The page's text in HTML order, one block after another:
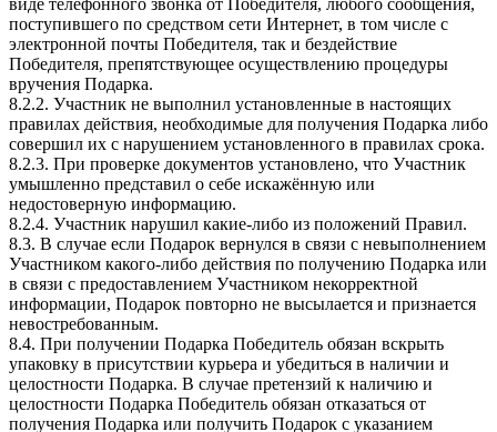
поступившего по средством сети Интернет, в том числе с
электронной почты Победителя, так и бездействие
Победителя, препятствующее осуществлению процедуры
вручения Подарка.
8.2.2. Участник не выполнил установленные в настоящих
правилах действия, необходимые для получения Подарка либо
совершил их с нарушением установленного в правилах срока.
8.2.3. При проверке документов установлено, что Участник
умышленно представил о себе искажённую или
недостоверную информацию.
8.2.4. Участник нарушил какие-либо из положений Правил.
8.3. В случае если Подарок вернулся в связи с невыполнением
Участником какого-либо действия по получению Подарка или
в связи с предоставлением Участником некорректной
информации, Подарок повторно не высылается и признается
невостребованным.
8.4. При получении Подарка Победитель обязан вскрыть
упаковку в присутствии курьера и убедиться в наличии и
целостности Подарка. В случае претензий к наличию и
целостности Подарка Победитель обязан отказаться от
получения Подарка или получить Подарок с указанием